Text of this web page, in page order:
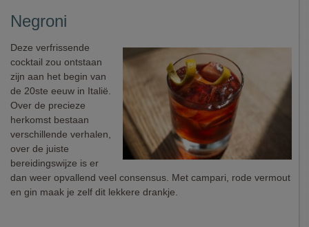
Negroni
Deze verfrissende
cocktail zou ontstaan
zijn aan het begin van
de 20ste eeuw in Italië.
Over de precieze
herkomst bestaan
verschillende verhalen,
over de juiste
bereidingswijze is er
dan weer opvallend veel consensus. Met campari, rode vermout
en gin maak je zelf dit lekkere drankje.